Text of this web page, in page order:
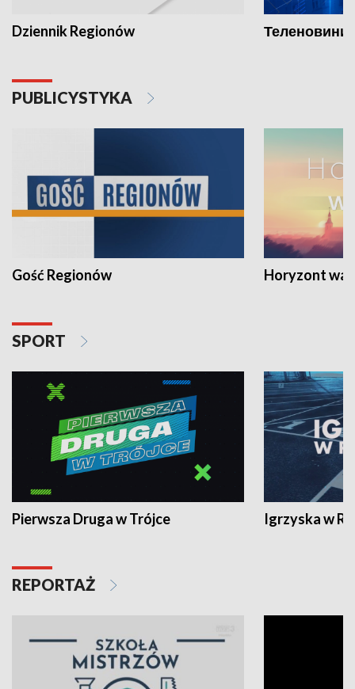
Dziennik Regionów Теленовини
PUBLICYSTYKA
Gość Regionów Horyzont
SPORT
Pierwsza Druga w Trójce Igrzyska w
REPORTAŻ